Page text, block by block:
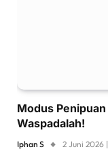
Modus
Waspadalah!
Iphan S 2 Juni 2026